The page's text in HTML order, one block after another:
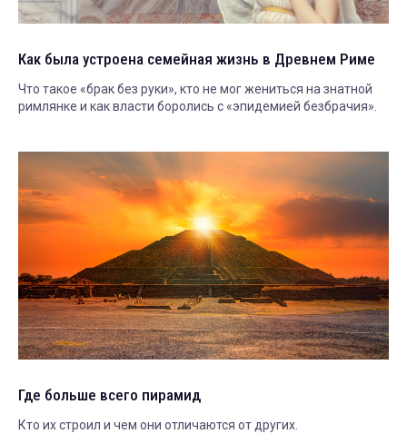
Как была устроена семейная жизнь в Древнем Риме
Что такое «брак без руки», кто не мог жениться на знатной
римлянке и как власти боролись с «эпидемией безбрачия».
Где больше всего пирамид
Кто их строил и чем они отличаются от других.